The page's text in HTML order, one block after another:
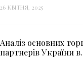
26 КВІТНЯ, 2025
Аналіз основних
партнерів України